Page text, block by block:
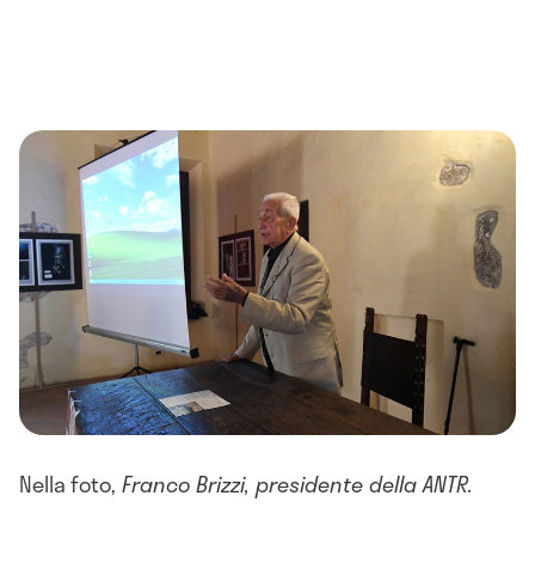
Nella foto, Franco Brizzi, presidente della ANTR.